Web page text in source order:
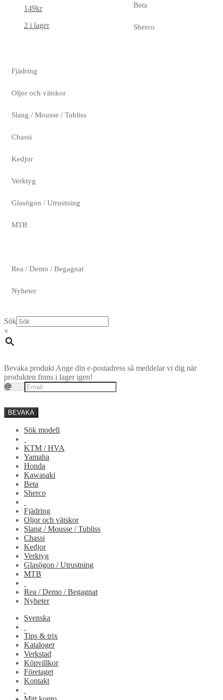
149kr
2 i lager
Beta
Sherco
Fjädring
Oljor och vätskor
Slang / Mousse / Tubliss
Chassi
Kedjor
Verktyg
Glasögon / Utrustning
MTB
Rea / Demo / Begagnat
Nyheter
Sök
×
Bevaka produkt Ange din e-postadress så meddelar vi dig när
produkten finns i lager igen!
BEVAKA
Sök modell
KTM / HVA
Yamaha
Honda
Kawasaki
Beta
Sherco
Fjädring
Oljor och vätskor
Slang / Mousse / Tubliss
Chassi
Kedjor
Verktyg
Glasögon / Utrustning
MTB
Rea / Demo / Begagnat
Nyheter
Svenska
Tips & trix
Kataloger
Verkstad
Köpvillkor
Företaget
Kontakt